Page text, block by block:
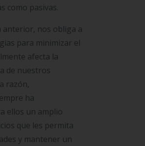
como pasivas.
anterior, nos obliga a
para minimizar el
afecta la
de nuestros
razón,
ha
ellos un amplio
que les permita
y mantener un